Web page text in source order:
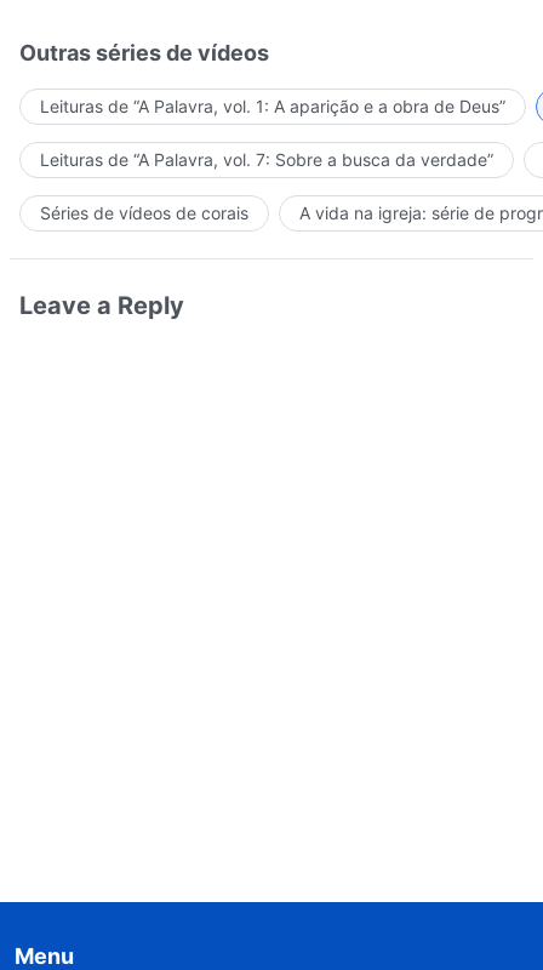
Outras séries de vídeos
Leituras de “A Palavra, vol. 1: A aparição e a obra de Deus”
Leituras de “A Palavra, vol. 7: Sobre a busca da verdade”
Séries de vídeos de corais A vida na igreja: série de
Leave a Reply
Menu